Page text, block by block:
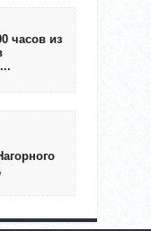
часов из